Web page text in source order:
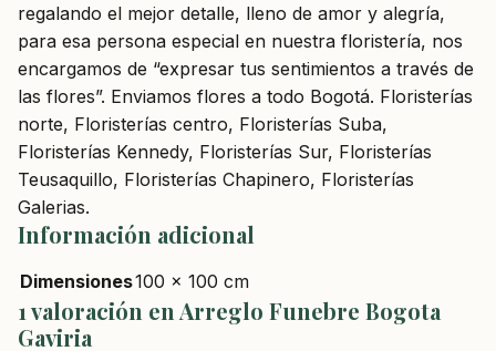
regalando el mejor detalle, lleno de amor y alegría,
para esa persona especial en nuestra floristería, nos
encargamos de “expresar tus sentimientos a través de
las flores”. Enviamos flores a todo Bogotá. Floristerías
norte, Floristerías centro, Floristerías Suba,
Floristerías Kennedy, Floristerías Sur, Floristerías
Teusaquillo, Floristerías Chapinero, Floristerías
Galerias.
Información adicional
Dimensiones100 × 100 cm
1 valoración en Arreglo Funebre Bogota
Gaviria